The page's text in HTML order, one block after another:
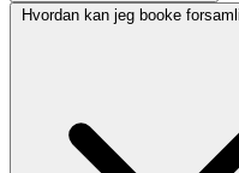
Hvordan kan jeg booke